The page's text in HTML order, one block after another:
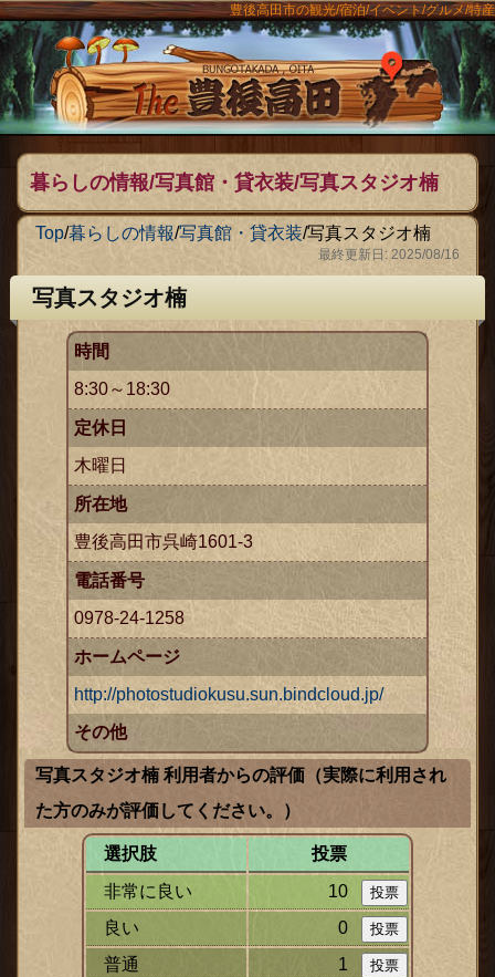
豊後高田市の観光/宿泊/イベント/グルメ/特産
The豊後
暮らしの情報/写真館・貸衣装/写真スタジオ楠
Top/暮らしの情報/写真館・貸衣装/写真スタジオ楠
最終更新日: 2025/08/16
写真スタジオ楠
時間
8:30～18:30
定休日
木曜日
所在地
豊後高田市呉崎1601-3
電話番号
0978-24-1258
ホームページ
http://photostudiokusu.sun.bindcloud.jp/
その他
写真スタジオ楠 利用者からの評価（実際に利用され
た方のみが評価してください。）
選択肢
投票
非常に良い
10
良い
0
普通
1
メニュー